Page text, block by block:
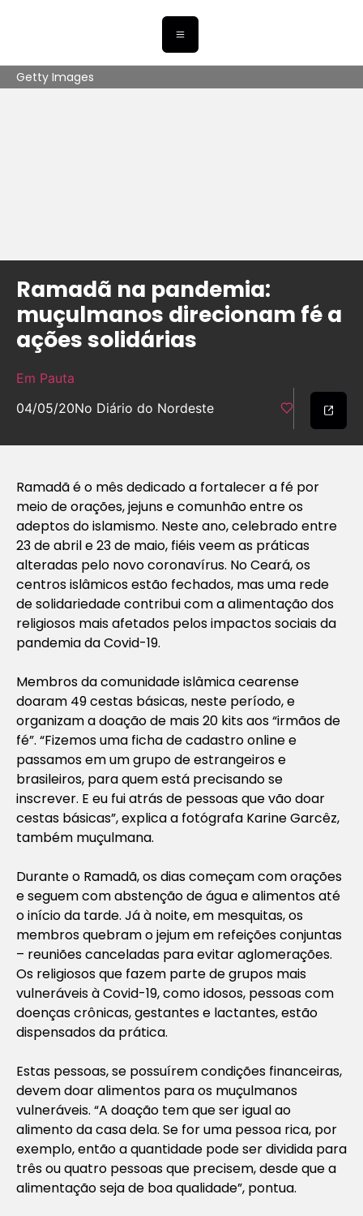
Getty Images
Ramadã na pandemia:
muçulmanos direcionam fé a
ações solidárias
Em Pauta
04/05/20No Diário do Nordeste
Ramadã é o mês dedicado a fortalecer a fé por
meio de orações, jejuns e comunhão entre os
adeptos do islamismo. Neste ano, celebrado entre
23 de abril e 23 de maio, fiéis veem as práticas
alteradas pelo novo coronavírus. No Ceará, os
centros islâmicos estão fechados, mas uma rede
de solidariedade contribui com a alimentação dos
religiosos mais afetados pelos impactos sociais da
pandemia da Covid-19.
Membros da comunidade islâmica cearense
doaram 49 cestas básicas, neste período, e
organizam a doação de mais 20 kits aos “irmãos de
fé”. “Fizemos uma ficha de cadastro online e
passamos em um grupo de estrangeiros e
brasileiros, para quem está precisando se
inscrever. E eu fui atrás de pessoas que vão doar
cestas básicas”, explica a fotógrafa Karine Garcêz,
também muçulmana.
Durante o Ramadã, os dias começam com orações
e seguem com abstenção de água e alimentos até
o início da tarde. Já à noite, em mesquitas, os
membros quebram o jejum em refeições conjuntas
– reuniões canceladas para evitar aglomerações.
Os religiosos que fazem parte de grupos mais
vulneráveis à Covid-19, como idosos, pessoas com
doenças crônicas, gestantes e lactantes, estão
dispensados da prática.
Estas pessoas, se possuírem condições financeiras,
devem doar alimentos para os muçulmanos
vulneráveis. “A doação tem que ser igual ao
alimento da casa dela. Se for uma pessoa rica, por
exemplo, então a quantidade pode ser dividida para
três ou quatro pessoas que precisem, desde que a
alimentação seja de boa qualidade”, pontua.